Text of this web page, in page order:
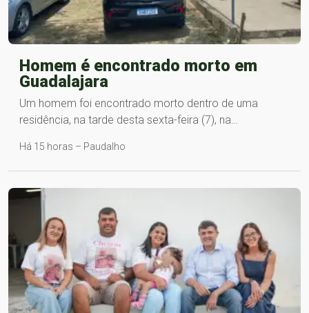
Homem é encontrado morto em
Guadalajara
Um homem foi encontrado morto dentro de uma
residência, na tarde desta sexta-feira (7), na…
Há 15 horas – Paudalho